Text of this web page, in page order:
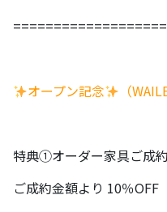
オープン記念 （
特典①オーダー家具ご成
ご成約金額より 10％OFF